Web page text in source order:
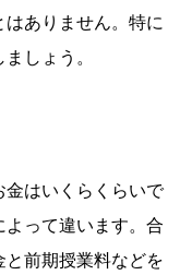
ありません。特に
しょう。
金はいくらくらいで
よって違います。合
前期授業料などを